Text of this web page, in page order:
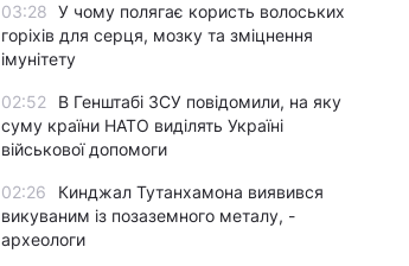
03:28 У чому полягає користь волоських
горіхів для серця, мозку та зміцнення
імунітету
02:52
В Генштабі ЗСУ повідомили, на яку
суму країни НАТО виділять Україні
військової допомоги
02:26
Кинджал Тутанхамона виявився
викуваним із позаземного металу, -
археологи